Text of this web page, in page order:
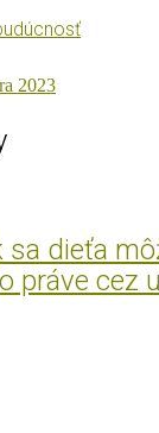
2023
sa dieťa
práve cez